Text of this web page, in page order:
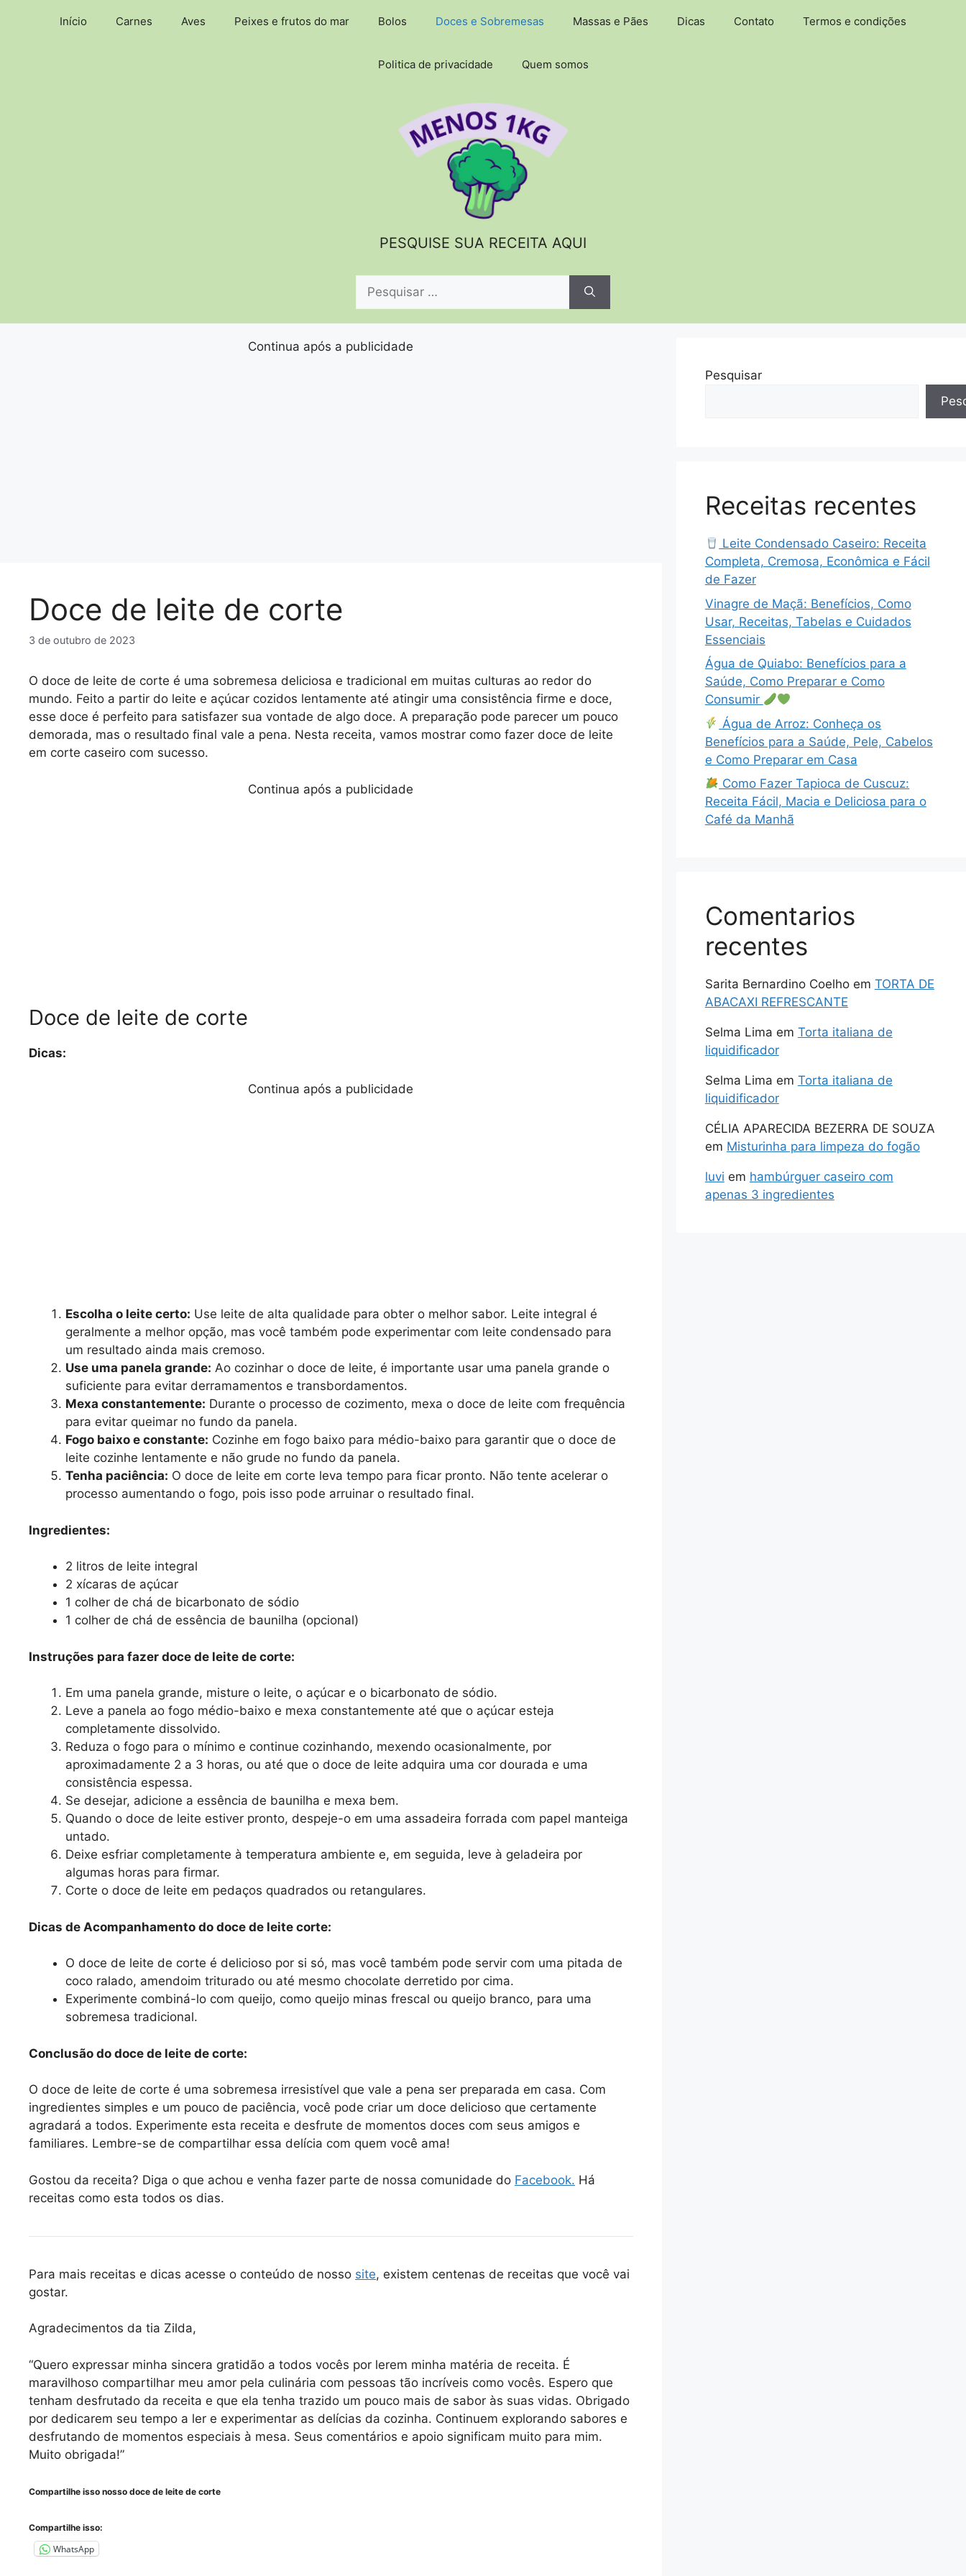
Início Carnes Aves Peixes e frutos do mar Bolos Doces e Sobremesas Massas e Pães Dicas Contato Termos e condições
Politica de privacidade Quem somos
PESQUISE SUA RECEITA AQUI
Pesquisar
Continua após a publicidade
Doce de leite de corte
3 de outubro de 2023
O doce de leite de corte é uma sobremesa deliciosa e tradicional em muitas culturas ao redor do
mundo. Feito a partir do leite e açúcar cozidos lentamente até atingir uma consistência firme e doce,
esse doce é perfeito para satisfazer sua vontade de algo doce. A preparação pode parecer um pouco
demorada, mas o resultado final vale a pena. Nesta receita, vamos mostrar como fazer doce de leite
em corte caseiro com sucesso.
Continua após a publicidade
Doce de leite de corte
Dicas:
Continua após a publicidade
Escolha o leite certo: Use leite de alta qualidade para obter o melhor sabor. Leite integral é
geralmente a melhor opção, mas você também pode experimentar com leite condensado para
um resultado ainda mais cremoso.
Use uma panela grande: Ao cozinhar o doce de leite, é importante usar uma panela grande o
suficiente para evitar derramamentos e transbordamentos.
Mexa constantemente: Durante o processo de cozimento, mexa o doce de leite com frequência
para evitar queimar no fundo da panela.
Fogo baixo e constante: Cozinhe em fogo baixo para médio-baixo para garantir que o doce de
leite cozinhe lentamente e não grude no fundo da panela.
Tenha paciência: O doce de leite em corte leva tempo para ficar pronto. Não tente acelerar o
processo aumentando o fogo, pois isso pode arruinar o resultado final.
Ingredientes:
2 litros de leite integral
2 xícaras de açúcar
1 colher de chá de bicarbonato de sódio
1 colher de chá de essência de baunilha (opcional)
Instruções para fazer doce de leite de corte:
Em uma panela grande, misture o leite, o açúcar e o bicarbonato de sódio.
Leve a panela ao fogo médio-baixo e mexa constantemente até que o açúcar esteja
completamente dissolvido.
Reduza o fogo para o mínimo e continue cozinhando, mexendo ocasionalmente, por
aproximadamente 2 a 3 horas, ou até que o doce de leite adquira uma cor dourada e uma
consistência espessa.
Se desejar, adicione a essência de baunilha e mexa bem.
Quando o doce de leite estiver pronto, despeje-o em uma assadeira forrada com papel manteiga
untado.
Deixe esfriar completamente à temperatura ambiente e, em seguida, leve à geladeira por
algumas horas para firmar.
Corte o doce de leite em pedaços quadrados ou retangulares.
Dicas de Acompanhamento do doce de leite corte:
O doce de leite de corte é delicioso por si só, mas você também pode servir com uma pitada de
coco ralado, amendoim triturado ou até mesmo chocolate derretido por cima.
Experimente combiná-lo com queijo, como queijo minas frescal ou queijo branco, para uma
sobremesa tradicional.
Conclusão do doce de leite de corte:
O doce de leite de corte é uma sobremesa irresistível que vale a pena ser preparada em casa. Com
ingredientes simples e um pouco de paciência, você pode criar um doce delicioso que certamente
agradará a todos. Experimente esta receita e desfrute de momentos doces com seus amigos e
familiares. Lembre-se de compartilhar essa delícia com quem você ama!
Gostou da receita? Diga o que achou e venha fazer parte de nossa comunidade do Facebook. Há
receitas como esta todos os dias.
Para mais receitas e dicas acesse o conteúdo de nosso site, existem centenas de receitas que você vai
gostar.
Agradecimentos da tia Zilda,
“Quero expressar minha sincera gratidão a todos vocês por lerem minha matéria de receita. É
maravilhoso compartilhar meu amor pela culinária com pessoas tão incríveis como vocês. Espero que
tenham desfrutado da receita e que ela tenha trazido um pouco mais de sabor às suas vidas. Obrigado
por dedicarem seu tempo a ler e experimentar as delícias da cozinha. Continuem explorando sabores e
desfrutando de momentos especiais à mesa. Seus comentários e apoio significam muito para mim.
Muito obrigada!”
Compartilhe isso nosso doce de leite de corte
Compartilhe isso:
WhatsApp
Pesquisar
Receitas recentes
Leite Condensado Caseiro: Receita
Completa, Cremosa, Econômica e Fácil
de Fazer
Vinagre de Maçã: Benefícios, Como
Usar, Receitas, Tabelas e Cuidados
Essenciais
Água de Quiabo: Benefícios para a
Saúde, Como Preparar e Como
Consumir
Água de Arroz: Conheça os
Benefícios para a Saúde, Pele, Cabelos
e Como Preparar em Casa
Como Fazer Tapioca de Cuscuz:
Receita Fácil, Macia e Deliciosa para o
Café da Manhã
Comentarios
recentes
Sarita Bernardino Coelhoem TORTA DE
ABACAXI REFRESCANTE
Selma Lima em Torta italiana de
liquidificador
Selma Lima em Torta italiana de
liquidificador
CÉLIA APARECIDA BEZERRA DE SOUZA
em Misturinha para limpeza do fogão
luvi em hambúrguer caseiro com
apenas 3 ingredientes